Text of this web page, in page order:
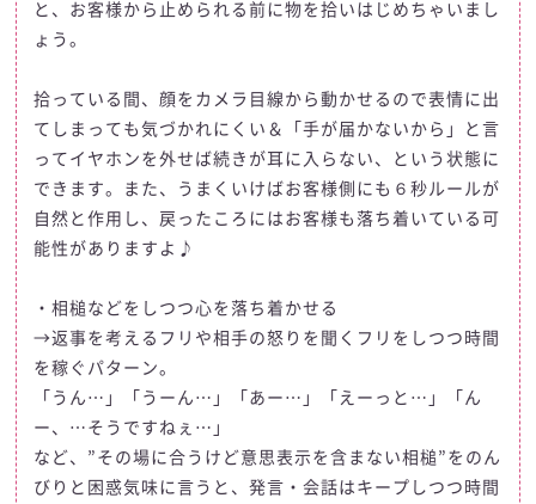
と、お客様から止められる前に物を拾いはじめちゃいまし
ょう。
拾っている間、顔をカメラ目線から動かせるので表情に出
てしまっても気づかれにくい＆「手が届かないから」と言
ってイヤホンを外せば続きが耳に入らない、という状態に
できます。また、うまくいけばお客様側にも６秒ルールが
自然と作用し、戻ったころにはお客様も落ち着いている可
能性がありますよ♪
・相槌などをしつつ心を落ち着かせる
→返事を考えるフリや相手の怒りを聞くフリをしつつ時間
を稼ぐパターン。
「うん…」「うーん…」「あー…」「えーっと…」「ん
ー、…そうですねぇ…」
など、”その場に合うけど意思表示を含まない相槌”をのん
びりと困惑気味に言うと、発言・会話はキープしつつ時間